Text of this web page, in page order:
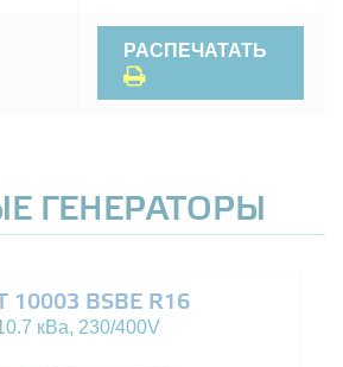
РАСПЕЧАТАТЬ
ГЕНЕРАТОРЫ
10003 BSBE R16
кВа, 230/400V